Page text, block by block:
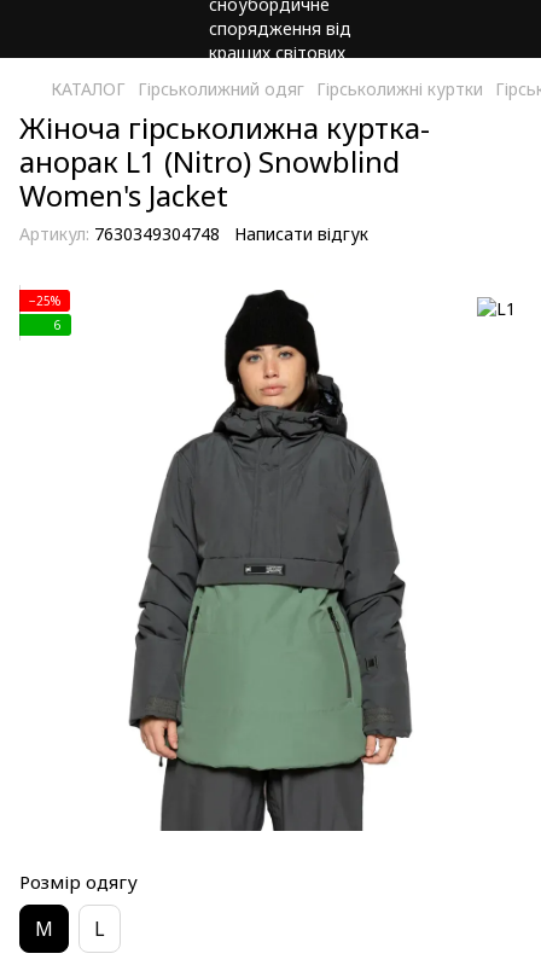
КАТАЛОГ Гірськолижний одяг Гірськолижні куртки
Жіноча гірськолижна куртка-
анорак L1 (Nitro) Snowblind
Women's Jacket
Артикул: 7630349304748 Написати відгук
−25%
6
Розмір одягу
M L